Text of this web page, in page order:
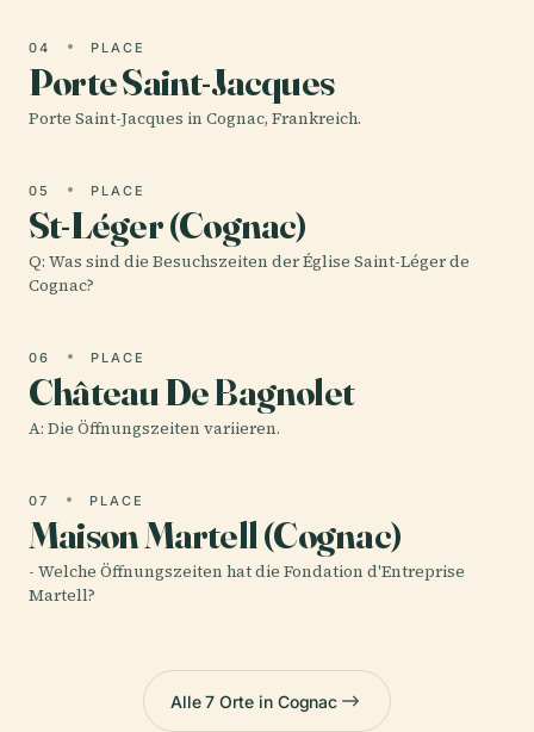
04 PLACE
Porte Saint-Jacques
Porte Saint-Jacques in Cognac, Frankreich.
05 PLACE
St-Léger (Cognac)
Q: Was sind die Besuchszeiten der Église Saint-Léger de
Cognac?
06 PLACE
Château De Bagnolet
A: Die Öffnungszeiten variieren.
07 PLACE
Maison Martell (Cognac)
- Welche Öffnungszeiten hat die Fondation d'Entreprise
Martell?
Alle 7 Orte in Cognac